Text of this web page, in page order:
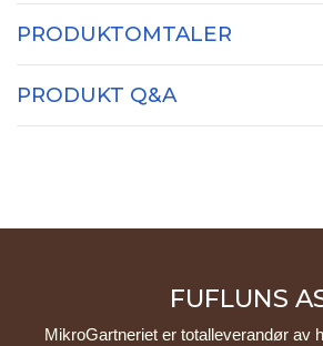
PRODUKTOMTALER
PRODUKT Q&A
FUFLUNS
MikroGartneriet er totalleverandør av